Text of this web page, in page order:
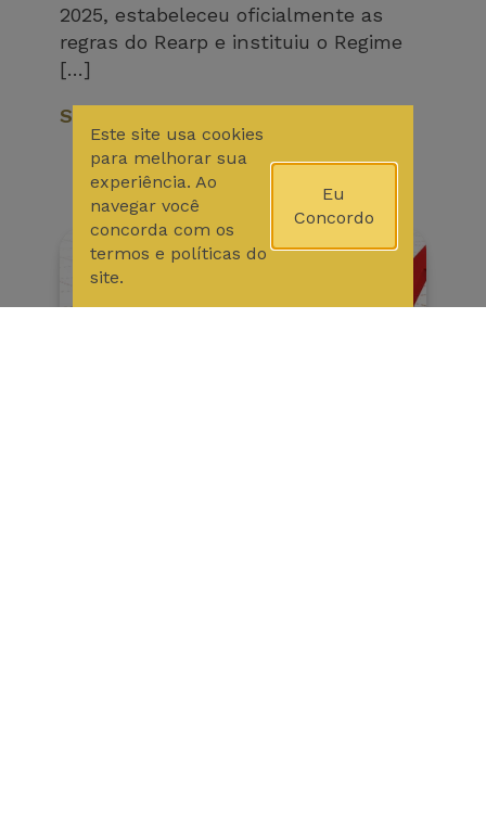
2025, estabeleceu oficialmente as
regras do Rearp e instituiu o Regime
[…]
Saiba Mais
Este site usa cookies
para melhorar sua
experiência. Ao
navegar você
concorda com os
termos e políticas do
site.
Eu
Concordo